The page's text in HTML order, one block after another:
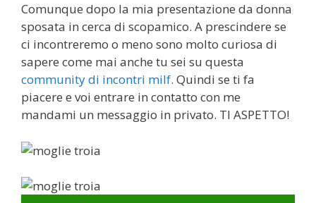
Comunque dopo la mia presentazione da donna
sposata in cerca di scopamico. A prescindere se
ci incontreremo o meno sono molto curiosa di
sapere come mai anche tu sei su questa
community di incontri milf. Quindi se ti fa
piacere e voi entrare in contatto con me
mandami un messaggio in privato. TI ASPETTO!